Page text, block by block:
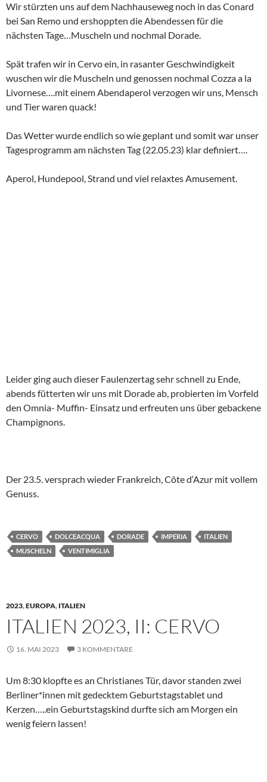
Wir stürzten uns auf dem Nachhauseweg noch in das Conard
bei San Remo und ershoppten die Abendessen für die
nächsten Tage…Muscheln und nochmal Dorade.
Spät trafen wir in Cervo ein, in rasanter Geschwindigkeit
wuschen wir die Muscheln und genossen nochmal Cozza a la
Livornese….mit einem Abendaperol verzogen wir uns, Mensch
und Tier waren quack!
Das Wetter wurde endlich so wie geplant und somit war unser
Tagesprogramm am nächsten Tag (22.05.23) klar definiert….
Aperol, Hundepool, Strand und viel relaxtes Amusement.
Leider ging auch dieser Faulenzertag sehr schnell zu Ende,
abends fütterten wir uns mit Dorade ab, probierten im Vorfeld
den Omnia- Muffin- Einsatz und erfreuten uns über gebackene
Champignons.
Der 23.5. versprach wieder Frankreich, Côte d‘Azur mit vollem
Genuss.
CERVO DOLCEACQUA DORADE IMPERIA
ITALIEN
MUSCHELN
VENTIMIGLIA
2023,EUROPA, ITALIEN
ITALIEN 2023, II: CERVO
16. MAI 2023 3 KOMMENTARE
Um 8:30 klopfte es an Christianes Tür, davor standen zwei
Berliner*innen mit gedecktem Geburtstagstablet und
Kerzen…..ein Geburtstagskind durfte sich am Morgen ein
wenig feiern lassen!